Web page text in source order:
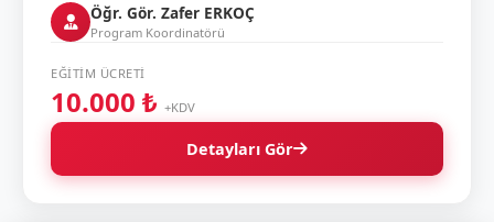
Öğr. Gör. Zafer ERKOÇ
Program Koordinatörü
EĞITIM ÜCRETI
10.000 ₺ +KDV
Detayları Gör